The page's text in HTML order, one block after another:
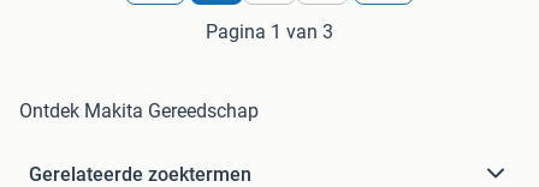
Pagina 1 van 3
Ontdek Makita Gereedschap
Gerelateerde zoektermen